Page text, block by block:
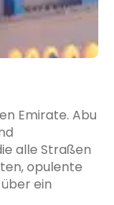
Emirate. Abu
alle Straßen
opulente
ein